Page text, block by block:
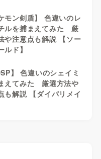
モン剣盾】 色違いのレ
ルを捕まえてみた 厳
や注意点も解説 【ソー
ルド】
】 色違いのシェイミ
えてみた 厳選方法や
も解説 【ダイパリメイ